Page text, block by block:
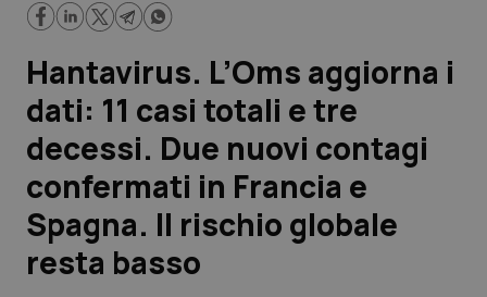
Lavoro e Professioni
Scienza e Farmaci
Studi e Analisi
Lettere al direttore
Edizioni Regionali
Hantavirus. L’Oms aggiorna i
dati: 11 casi totali e tre
decessi. Due nuovi contagi
confermati in Francia e
Spagna. Il rischio globale
resta basso